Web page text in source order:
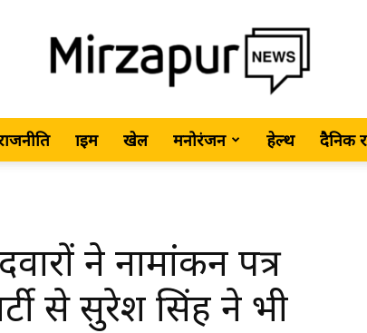
MirzapurNews.com
•
क्राइम खेल मनोरंजन हेल्थ दैनिक
ने नामांकन पत्र
से सुरेश सिंह ने भी